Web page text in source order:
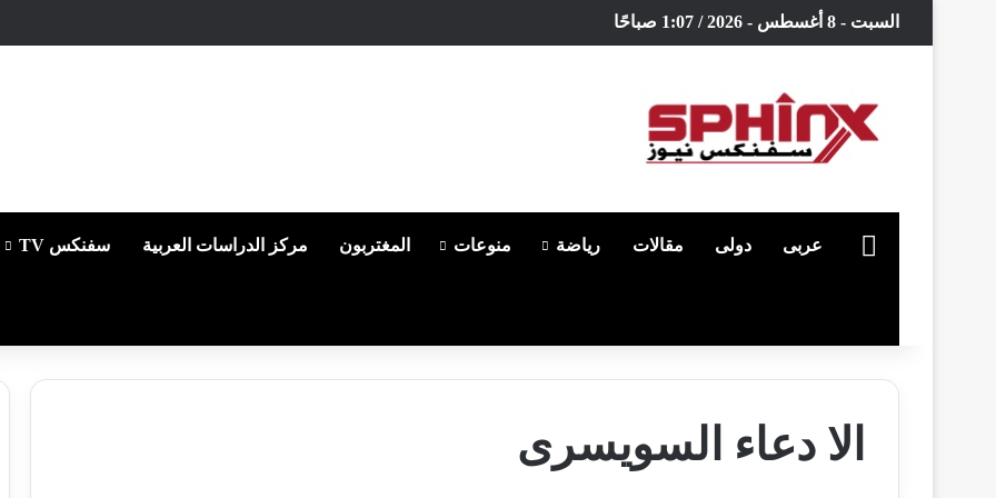
السبت - 8 أغسطس - 2026 / 1:07 صباحًا
الرئيسية
عربى دولى مقالات رياضة منوعات المغتربون مركز الدراسات العربية سفنكس TV
الا دعاء السويسرى